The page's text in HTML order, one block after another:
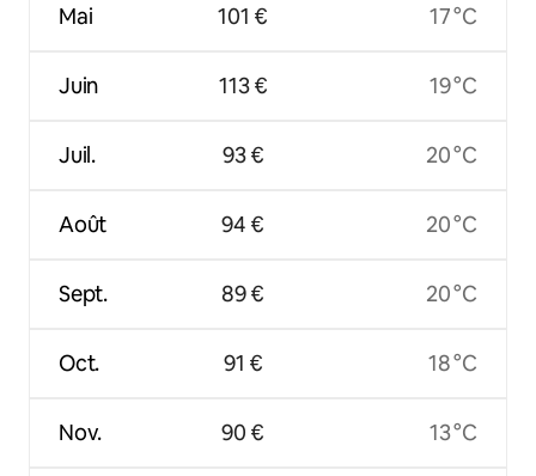
Mai
Juin
Juil.
Août
Sept.
Oct.
Nov.
101 €
113 €
93 €
94 €
89 €
91 €
90 €
17 °C
19 °C
20 °C
20 °C
20 °C
18 °C
13 °C